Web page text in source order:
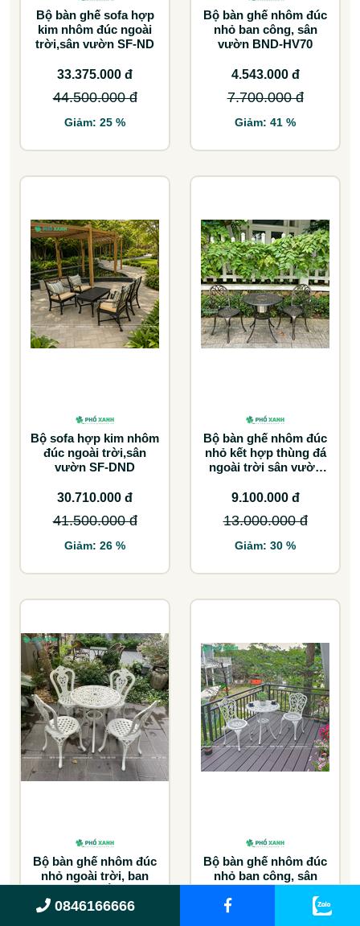
Bộ bàn ghế sofa hợp
kim nhôm đúc ngoài
trời,sân vườn SF-ND
33.375.000 đ
44.500.000 đ
Giảm: 25 %
Bộ bàn ghế nhôm đúc
nhỏ ban công, sân
vườn BND-HV70
4.543.000 đ
7.700.000 đ
Giảm: 41 %
Bộ sofa hợp kim nhôm
đúc ngoài trời,sân
vườn SF-DND
30.710.000 đ
41.500.000 đ
Giảm: 26 %
Bộ bàn ghế nhôm đúc
nhỏ kết hợp thùng đá
ngoài trời sân vườn
9.100.000 đ
13.000.000 đ
Giảm: 30 %
Bộ bàn ghế nhôm đúc
nhỏ ngoài trời, ban
BND-6070TK
Bộ bàn ghế nhôm đúc
nhỏ ban công, sân
0846166666